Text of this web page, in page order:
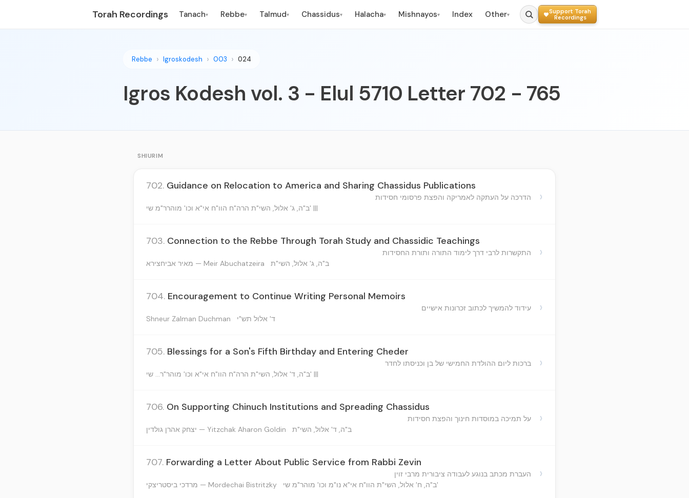
Torah Recordings Tanach▾ Rebbe▾ Talmud▾ Chassidus▾ Halacha▾ Mishnayos▾ Index Other▾
Support Torah
Recordings
Rebbe Igroskodesh 003 024
Igros Kodesh vol. 3 - Elul 5710 Letter 702 - 765
SHIURIM
702. Guidance on Relocation to America and Sharing Chassidus Publications
הדרכה על העתקה לאמריקה והפצת פרסומי חסידות
ב"ה, ג' אלול, השי"ת הרה"ח הוו"ח אי"א וכו' מוהרר"מ שי' |||
›
703. Connection to the Rebbe Through Torah Study and Chassidic Teachings
התקשרות לרבי דרך לימוד התורה ותורת החסידות
מאיר אביחצירא — Meir Abuchatzeira
ב"ה, ג' אלול, השי"ת
›
704. Encouragement to Continue Writing Personal Memoirs
עידוד להמשיך לכתוב זכרונות אישיים
Shneur Zalman Duchman
ד' אלול תש"י
›
705. Blessings for a Son's Fifth Birthday and Entering Cheder
ברכות ליום ההולדת החמישי של בן וכניסתו לחדר
ב"ה, ד' אלול, השי"ת הרה"ח הוו"ח אי"א וכו' מוהר"ר... שי' |||
›
706. On Supporting Chinuch Institutions and Spreading Chassidus
על תמיכה במוסדות חינוך והפצת חסידות
יצחק אהרן גולדין — Yitzchak Aharon Goldin
ב"ה, ד' אלול, השי"ת
›
707. Forwarding a Letter About Public Service from Rabbi Zevin
העברת מכתב בנוגע לעבודה ציבורית מרבי זוין
מרדכי ביסטריצקי — Mordechai Bistritzky
ב"ה, ח' אלול, השי"ת הוו"ח אי"א נו"מ וכו' מוהר"מ שי'
›